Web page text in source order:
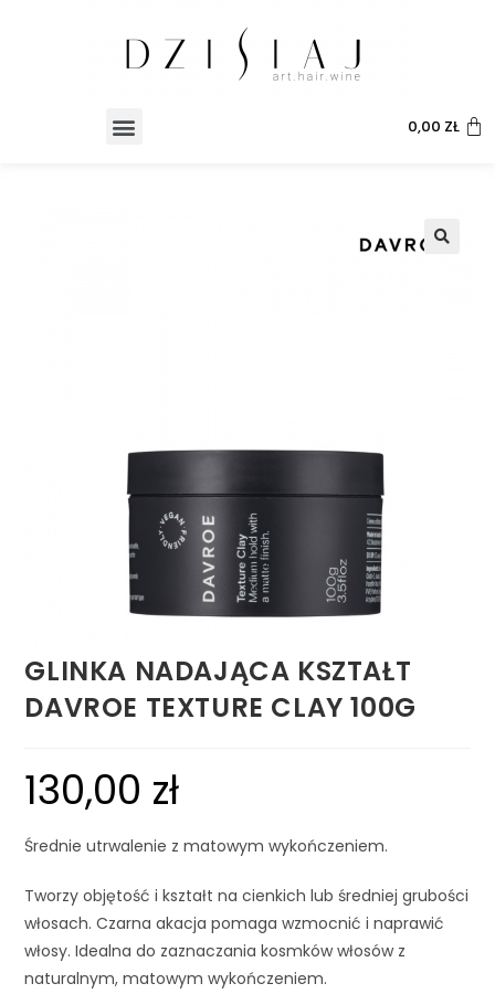
0,00 ZŁ
GLINKA NADAJĄCA KSZTAŁT
DAVROE TEXTURE CLAY 100G
130,00 zł
Średnie utrwalenie z matowym wykończeniem.
Tworzy objętość i kształt na cienkich lub średniej grubości
włosach. Czarna akacja pomaga wzmocnić i naprawić
włosy. Idealna do zaznaczania kosmków włosów z
naturalnym, matowym wykończeniem.